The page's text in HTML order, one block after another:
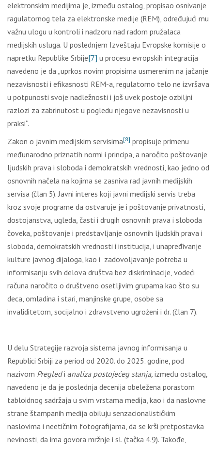
elektronskim medijima je, između ostalog, propisao osnivanje
ragulatornog tela za elektronske medije (REM), određujući mu
važnu ulogu u kontroli i nadzoru nad radom pružalaca
medijskih usluga. U poslednjem Izveštaju Evropske komisije o
napretku Republike Srbije[7] u procesu evropskih integracija
navedeno je da „uprkos novim propisima usmerenim na jačanje
nezavisnosti i efikasnosti REM-a, regulatorno telo ne izvršava
u potpunosti svoje nadležnosti i još uvek postoje ozbiljni
razlozi za zabrinutost u pogledu njegove nezavisnosti u
praksi“.
Zakon o javnim medijskim servisima[8] propisuje primenu
međunarodno priznatih normi i principa, a naročito poštovanje
ljudskih prava i sloboda i demokratskih vrednosti, kao jedno od
osnovnih načela na kojima se zasniva rad javnih medijskih
servisa (član 5). Javni interes koji javni medijski servis treba
kroz svoje programe da ostvaruje je i poštovanje privatnosti,
dostojanstva, ugleda, časti i drugih osnovnih prava i sloboda
čoveka, poštovanje i predstavljanje osnovnih ljudskih prava i
sloboda, demokratskih vrednosti i institucija, i unapređivanje
kulture javnog dijaloga, kao i zadovoljavanje potreba u
informisanju svih delova društva bez diskriminacije, vodeći
računa naročito o društveno osetljivim grupama kao što su
deca, omladina i stari, manjinske grupe, osobe sa
invaliditetom, socijalno i zdravstveno ugroženi i dr. (član 7).
U delu Strategije razvoja sistema javnog informisanja u
Republici Srbiji za period od 2020. do 2025. godine, pod
nazivom Pregledi analiza postojećeg stanja, između ostalog,
navedeno je da je poslednja decenija obeležena porastom
tabloidnog sadržaja u svim vrstama medija, kao i da naslovne
strane štampanih medija obiluju senzacionalističkim
naslovima i neetičnim fotografijama, da se krši pretpostavka
nevinosti, da ima govora mržnje i sl. (tačka 4.9). Takođe,